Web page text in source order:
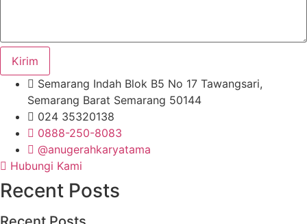
Kirim
Semarang Indah Blok B5 No 17 Tawangsari,
Semarang Barat Semarang 50144
024 35320138
0888-250-8083
@anugerahkaryatama
Hubungi Kami
Recent Posts